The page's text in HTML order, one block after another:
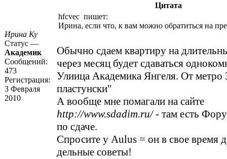
Ирина Ку
Статус —
Академик
Сообщений:
473
Регистрация:
3 Февраля
2010
Цитата
hfcvec пишет:
Ирина, если что, к вам можно обратиться на
Обычно сдаем квартиру на
через месяц будет сдаваться
Улиица Академика Янгеля. От
пластунски"
А вообще мне помагали на сайте
http://www.sdadim.ru/- там есть
по сдаче.
Спросите у Aulus = он в свое время
дельные советы!